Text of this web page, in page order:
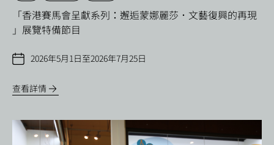
「香港賽馬會呈獻系列：邂逅蒙娜麗莎．文藝復興的再現
」展覽特備節目
2026年5月1日至2026年7月25日
查看詳情